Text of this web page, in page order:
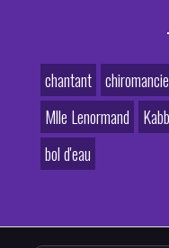
chantant chiromancie
Mlle Lenormand
bol d'eau